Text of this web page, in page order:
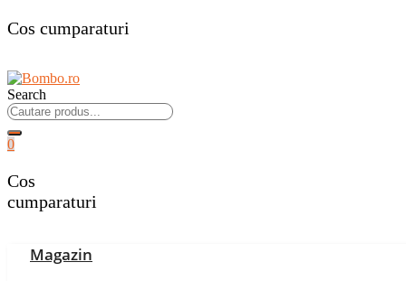
Cos cumparaturi
Search
0
Cos
cumparaturi
Magazin